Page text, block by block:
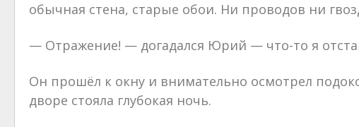
обычная стена, старые обои. Ни проводов ни
— Отражение! — догадался Юрий — что-то я
Он прошёл к окну и внимательно осмотрел
дворе стояла глубокая ночь.